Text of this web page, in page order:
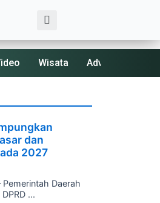
Search
Wisata Advertorial
dan
2027
Daerah
...